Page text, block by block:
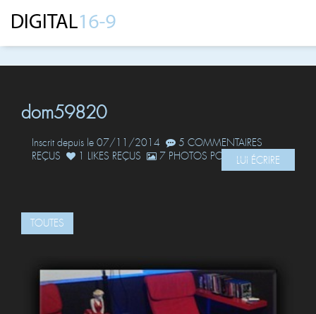
dom59820
Inscrit depuis le 07/11/2014
5 COMMENTAIRES
REÇUS
1 LIKES REÇUS 7 PHOTOS POSTÉESLUI ÉCRIRE
TOUTES